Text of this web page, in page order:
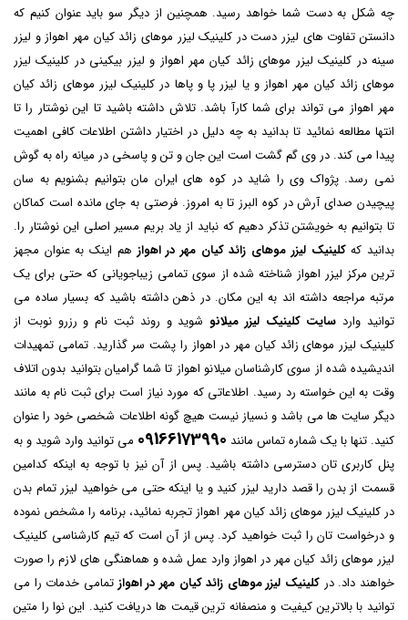
چه شکل به دست شما خواهد رسید. همچنین از دیگر سو باید عنوان کنیم که
دانستن تفاوت های لیزر دست در کلینیک لیزر موهای زائد کیان مهر اهواز و لیزر
سینه در کلینیک لیزر موهای زائد کیان مهر اهواز و لیزر بیکینی در کلینیک لیزر
موهای زائد کیان مهر اهواز و یا لیزر پا و پاها در کلینیک لیزر موهای زائد کیان
مهر اهواز می تواند برای شما کارآ باشد. تلاش داشته باشید تا این نوشتار را تا
انتها مطالعه نمائید تا بدانید به چه دلیل در اختیار داشتن اطلاعات کافی اهمیت
پیدا می کند. در وی گم گشت است این جان و تن و پاسخی در میانه راه به گوش
نمی رسد. پژواک وی را شاید در کوه های ایران مان بتوانیم بشنویم به سان
پیچیدن صدای آرش در کوه البرز تا به امروز. فرصتی به جای مانده است کماکان
تا بتوانیم به خویشتن تذکر دهیم که نباید از یاد بریم مسیر اصلی این نوشتار را.
بدانید کهکلینیک لیزر موهای زائد کیان مهر در اهواز هم اینک به عنوان مجهز
ترین مرکز لیزر اهواز شناخته شده از سوی تمامی زیباجویانی که حتی برای یک
مرتبه مراجعه داشته اند به این مکان. در ذهن داشته باشید که بسیار ساده می
توانید وارد سایت کلینیک لیزر میلانو شوید و روند ثبت نام و رزرو نوبت از
کلینیک لیزر موهای زائد کیان مهر در اهواز را پشت سر گذارید. تمامی تمهیدات
اندیشیده شده از سوی کارشناسان میلانو اهواز تا شما گرامیان بتوانید بدون اتلاف
وقت به این خواسته رد رسید. اطلاعاتی که مورد نیاز است برای ثبت نام به مانند
دیگر سایت ها می باشد و نسیاز نیست هیچ گونه اطلاعات شخصی خود را عنوان
کنید. تنها با یک شماره تماس مانند 09166173990 می توانید وارد شوید و به
پنل کاربری تان دسترسی داشته باشید. پس از آن نیز با توجه به اینکه کدامین
قسمت از بدن را قصد دارید لیزر کنید و یا اینکه حتی می خواهید لیزر تمام بدن
در کلینیک لیزر موهای زائد کیان مهر اهواز تجربه نمائید، برنامه را مشخص نموده
و درخواست تان را ثبت خواهید کرد. پس از آن است که تیم کارشناسی کلینیک
لیزر موهای زائد کیان مهر در اهواز وارد عمل شده و هماهنگی های لازم را صورت
خواهند داد. در کلینیک لیزر موهای زائد کیان مهر در اهواز تمامی خدمات را می
توانید با بالاترین کیفیت و منصفانه ترین قیمت ها دریافت کنید. این نوا را متین